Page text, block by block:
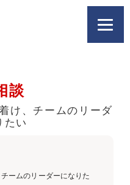
談
け、チームのリーダ
たい
ームのリーダーになりた